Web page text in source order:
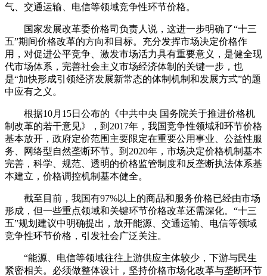
气、交通运输、电信等领域竞争性环节价格。
国家发展改革委价格司负责人说，这进一步明确了“十三
五”期间价格改革的方向和目标。充分发挥市场决定价格作
用，对促进公平竞争、激发市场活力具有重要意义，是健全现
代市场体系，完善社会主义市场经济体制的关键一步，也
是“加快形成引领经济发展新常态的体制机制和发展方式”的题
中应有之义。
根据10月15日公布的《中共中央 国务院关于推进价格机
制改革的若干意见》，到2017年，我国竞争性领域和环节价格
基本放开，政府定价范围主要限定在重要公用事业、公益性服
务、网络型自然垄断环节。到2020年，市场决定价格机制基本
完善，科学、规范、透明的价格监管制度和反垄断执法体系基
本建立，价格调控机制基本健全。
截至目前，我国有97%以上的商品和服务价格已经由市场
形成，但一些重点领域和关键环节价格改革还需深化。“十三
五”规划建议中明确提出，放开能源、交通运输、电信等领域
竞争性环节价格，引发社会广泛关注。
“能源、电信等领域往往上游供应主体较少，下游与民生
紧密相关。必须做整体设计，坚持价格市场化改革与垄断环节